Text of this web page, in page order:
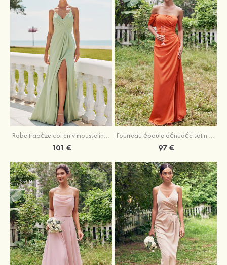
Robe trapèze col en v mousseline ras du sol robe de demoiselle d'honneur
101 €
Fourreau épaule dénudée satin extensible ras du sol robe de demoiselle d'honneur
97 €